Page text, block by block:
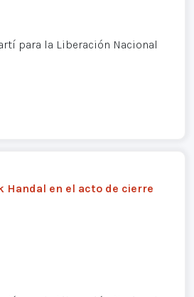
para la Liberación Nacional
Handal en el acto de cierre